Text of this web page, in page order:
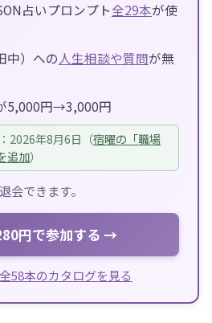
占いプロンプト全29本が使
中）への人生相談や質問が無
5,000円→3,000円
2026年8月6日（宿曜の「職場
追加）
会できます。
円で参加する →
58本のカタログを見る